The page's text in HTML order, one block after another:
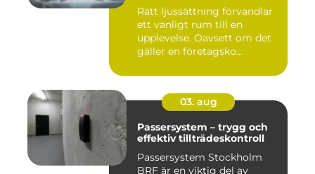
Rätt ljussättning förvandlar
ett vanligt rum till en
upplevelse. Oavsett om det
gäller en företagsko...
03. aug
Passersystem – trygg och
effektiv tillträdeskontroll
Passersystem Stockholm
BRF är en viktig del av